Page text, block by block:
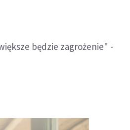
będzie zagrożenie" -